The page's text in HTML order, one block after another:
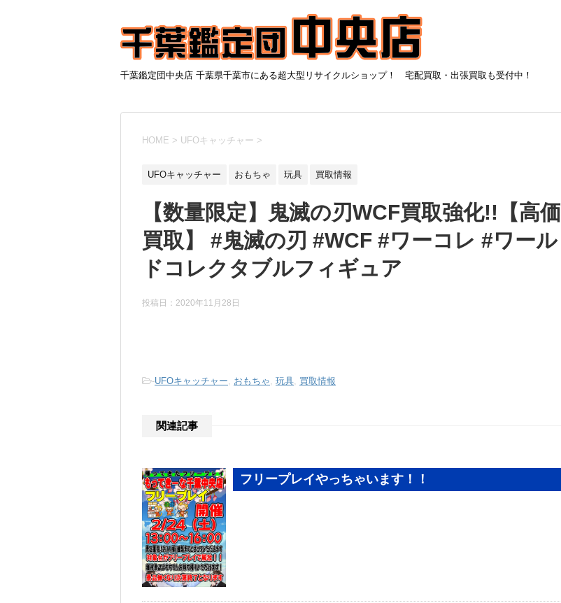
千葉鑑定団中央店 千葉県千葉市にある超大型リサイクルショップ！ 宅配買取・出張買取も受付中！
HOME > UFOキャッチャー >
UFOキャッチャー おもちゃ 玩具 買取情報
【数量限定】鬼滅の刃WCF買取強化!!【高価
買取】 #鬼滅の刃 #WCF #ワーコレ #ワール
ドコレクタブルフィギュア
投稿日： 2020年11月28日
-UFOキャッチャー, おもちゃ, 玩具, 買取情報
関連記事
フリープレイやっちゃいます！！